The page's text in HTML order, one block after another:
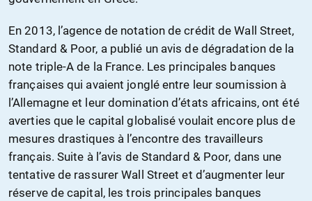
En 2013, l’agence de notation de crédit de Wall Street,
Standard & Poor, a publié un avis de dégradation de la
note triple-A de la France. Les principales banques
françaises qui avaient jonglé entre leur soumission à
l’Allemagne et leur domination d’états africains, ont été
averties que le capital globalisé voulait encore plus de
mesures drastiques à l’encontre des travailleurs
français. Suite à l’avis de Standard & Poor, dans une
tentative de rassurer Wall Street et d’augmenter leur
réserve de capital, les trois principales banques